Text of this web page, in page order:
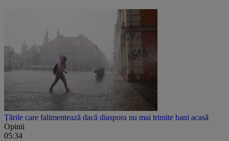
Țările care falimentează dacă diaspora nu mai trimite bani acasă
Opinii
05:34